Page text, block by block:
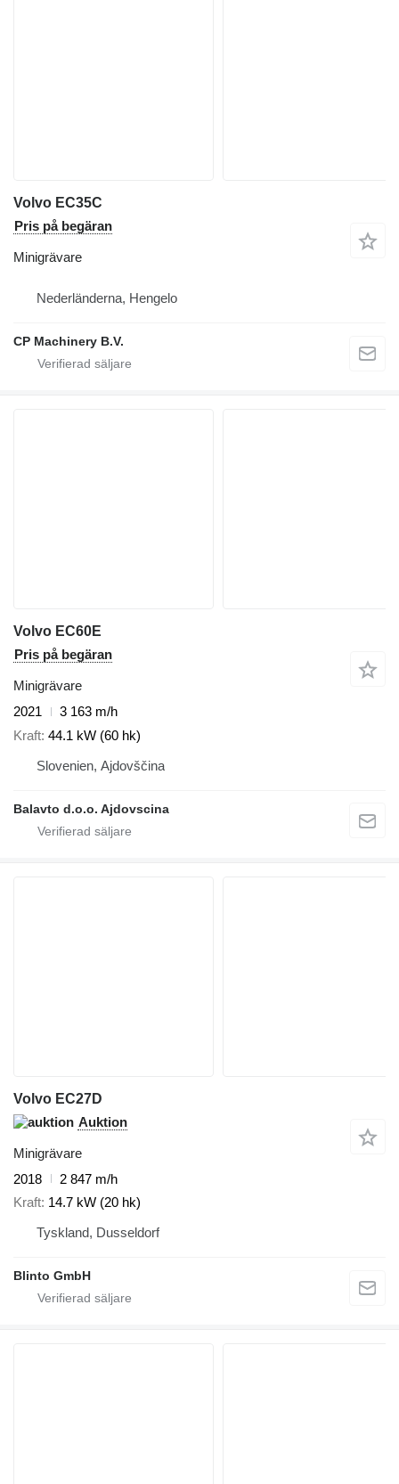
Volvo EC35C
Pris på begäran
Minigrävare
Nederländerna, Hengelo
CP Machinery B.V.
Volvo EC60E
Pris på begäran
Minigrävare
2021
3 163 m/h
Kraft 44.1 kW (60 hk)
Slovenien, Ajdovščina
Balavto d.o.o. Ajdovscina
Volvo EC27D
Auktion
Minigrävare
2018
2 847 m/h
Kraft 14.7 kW (20 hk)
Tyskland, Dusseldorf
Blinto GmbH